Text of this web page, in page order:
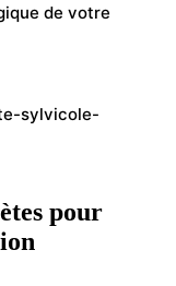
de votre
pour